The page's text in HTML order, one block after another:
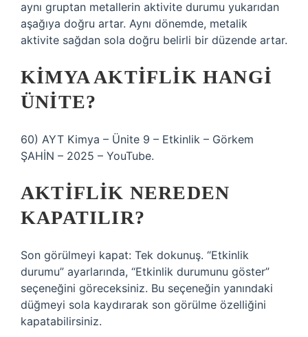
aynı gruptan metallerin aktivite durumu yukarıdan
aşağıya doğru artar. Aynı dönemde, metalik
aktivite sağdan sola doğru belirli bir düzende artar.
KIMYA AKTIFLIK HANGI
ÜNITE?
60) AYT Kimya – Ünite 9 – Etkinlik – Görkem
ŞAHİN – 2025 – YouTube.
AKTIFLIK NEREDEN
KAPATILIR?
Son görülmeyi kapat: Tek dokunuş. “Etkinlik
durumu” ayarlarında, “Etkinlik durumunu göster”
seçeneğini göreceksiniz. Bu seçeneğin yanındaki
düğmeyi sola kaydırarak son görülme özelliğini
kapatabilirsiniz.